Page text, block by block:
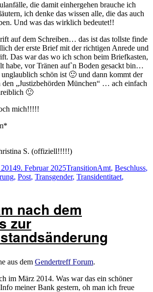
die damit einhergehen brauche ich
ich denke das wissen alle, die das auch
Und was das wirklich bedeutet!!
auf dem Schreiben… das ist das tollste finde
der erste Brief mit der richtigen Anrede und
Das war das wo ich schon beim Briefkasten,
habe, vor Tränen auf`n Boden gesackt bin…
schön ist 🙂 und dann kommt der
„Justizbehörden München“ … ach einfach
🙂
mich!!!!!
S. (offiziell!!!!!)
9. Februar 2025Kategorien
TransitionSchlagwörter
Amt, Beschluss,
, Post, Transgender, Transidentitaet,
nach dem
zur
aus dem Gendertreff Forum.
im März 2014. Was war das ein schöner
meiner Bank gestern, oh man ich freue